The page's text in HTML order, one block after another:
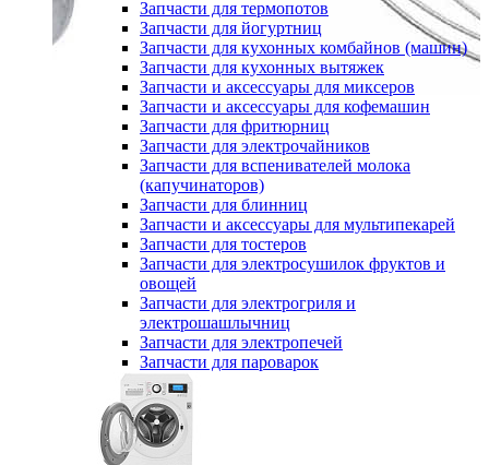
Запчасти для термопотов
Запчасти для йогуртниц
Запчасти для кухонных комбайнов (машин)
Запчасти для кухонных вытяжек
Запчасти и аксессуары для миксеров
Запчасти и аксессуары для кофемашин
Запчасти для фритюрниц
Запчасти для электрочайников
Запчасти для вспенивателей молока
(капучинаторов)
Запчасти для блинниц
Запчасти и аксессуары для мультипекарей
Запчасти для тостеров
Запчасти для электросушилок фруктов и
овощей
Запчасти для электрогриля и
электрошашлычниц
Запчасти для электропечей
Запчасти для пароварок